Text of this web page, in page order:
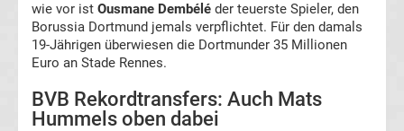
Meppen
Transfergerüchte
Waldhof
wie vor ist Ousmane Dembélé der teuerste Spieler, den
Borussia Dortmund jemals verpflichtet. Für den damals
19-Jährigen überwiesen die Dortmunder 35 Millionen
Euro an Stade Rennes.
BVB Rekordtransfers: Auch Mats
Hummels oben dabei